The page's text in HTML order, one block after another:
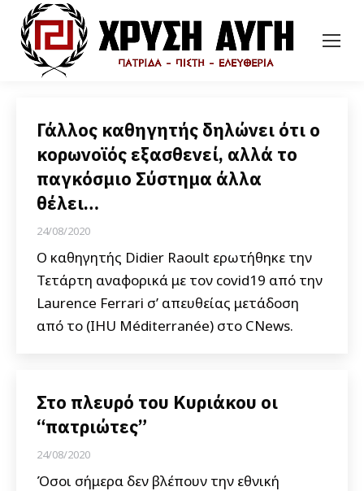
Γάλλος καθηγητής δηλώνει ότι ο
κορωνοϊός εξασθενεί, αλλά το
παγκόσμιο Σύστημα άλλα
θέλει…
24/08/2020
Ο καθηγητής Didier Raoult ερωτήθηκε την
Τετάρτη αναφορικά με τον covid19 από την
Laurence Ferrari σ’ απευθείας μετάδοση
από το (IHU Méditerranée) στο CNews.
Στο πλευρό του Κυριάκου οι
“πατριώτες”
24/08/2020
Όσοι σήμερα δεν βλέπουν την εθνική